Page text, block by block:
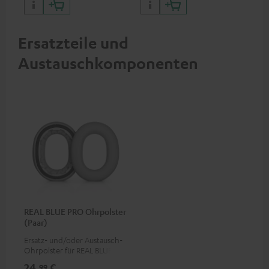
MFI zertfiziert, 100 %
kompatibel
Ersatzteile und
Austauschkomponenten
REAL BLUE PRO Ohrpolster
(Paar)
Ersatz- und/oder Austausch-
Ohrpolster für REAL BLUE
99